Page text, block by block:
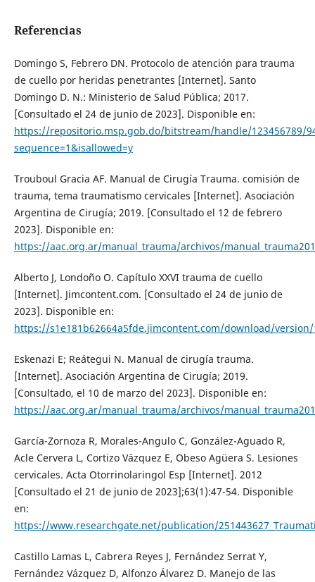
Referencias
Domingo S, Febrero DN. Protocolo de atención para trauma
de cuello por heridas penetrantes [Internet]. Santo
Domingo D. N.: Ministerio de Salud Pública; 2017.
[Consultado el 24 de junio de 2023]. Disponible en:
https://repositorio.msp.gob.do/bitstream/handle/123456789/
sequence=1&isallowed=y
Trouboul Gracia AF. Manual de Cirugía Trauma. comisión de
trauma, tema traumatismo cervicales [Internet]. Asociación
Argentina de Cirugía; 2019. [Consultado el 12 de febrero
2023]. Disponible en:
https://aac.org.ar/manual_trauma/archivos/
Alberto J, Londoño O. Capítulo XXVI trauma de cuello
[Internet]. Jimcontent.com. [Consultado el 24 de junio de
2023]. Disponible en:
https://s1e181b62664a5fde.jimcontent.com/download/
Eskenazi E; Reátegui N. Manual de cirugía trauma.
[Internet]. Asociación Argentina de Cirugía; 2019.
[Consultado, el 10 de marzo del 2023]. Disponible en:
https://aac.org.ar/manual_trauma/archivos/
García-Zornoza R, Morales-Angulo C, González-Aguado R,
Acle Cervera L, Cortizo Vázquez E, Obeso Agüera S. Lesiones
cervicales. Acta Otorrinolaringol Esp [Internet]. 2012
[Consultado el 21 de junio de 2023];63(1):47-54. Disponible
en:
https://www.researchgate.net/publication/
Castillo Lamas L, Cabrera Reyes J, Fernández Serrat Y,
Fernández Vázquez D, Alfonzo Álvarez D. Manejo de las